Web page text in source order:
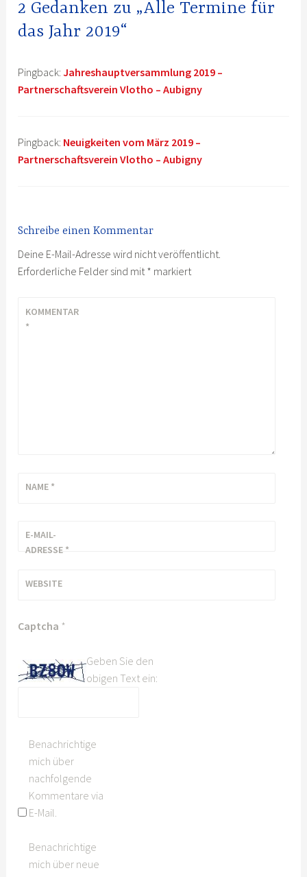
2 Gedanken zu „Alle Termine für
das Jahr 2019“
Pingback:Jahreshauptversammlung 2019 –
Partnerschaftsverein Vlotho – Aubigny
Pingback: Neuigkeiten vom März 2019 –
Partnerschaftsverein Vlotho – Aubigny
Schreibe einen Kommentar
Deine E-Mail-Adresse wird nicht veröffentlicht.
Erforderliche Felder sind mit * markiert
KOMMENTAR
*
NAME *
E-MAIL-
ADRESSE *
WEBSITE
Captcha *
Geben Sie den
obigen Text ein:
Benachrichtige
mich über
nachfolgende
Kommentare via
E-Mail.
Benachrichtige
mich über neue